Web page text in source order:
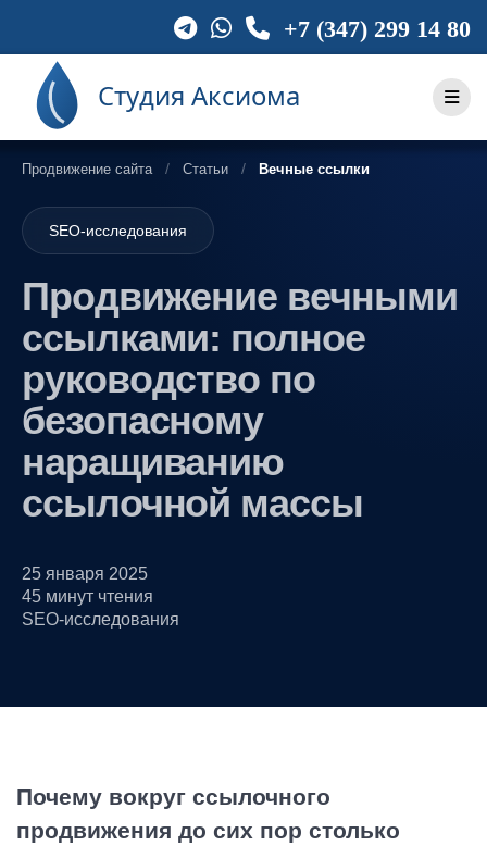
content
+7 (347) 299 14 80
Продвижение сайта Статьи Вечные ссылки
SEO-исследования
Продвижение вечными
ссылками: полное
руководство по
безопасному
наращиванию
ссылочной массы
25 января 2025
45 минут чтения
SEO-исследования
Почему вокруг ссылочного
продвижения до сих пор столько